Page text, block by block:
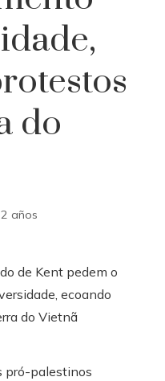
do
años
pró-palestinos